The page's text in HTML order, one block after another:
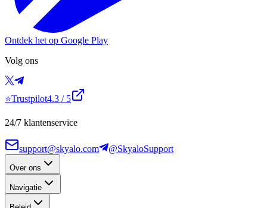
Ontdek het op Google Play
Volg ons
⭐Trustpilot4.3 / 5
24/7 klantenservice
support@skyalo.com @SkyaloSupport
Over ons
Navigatie